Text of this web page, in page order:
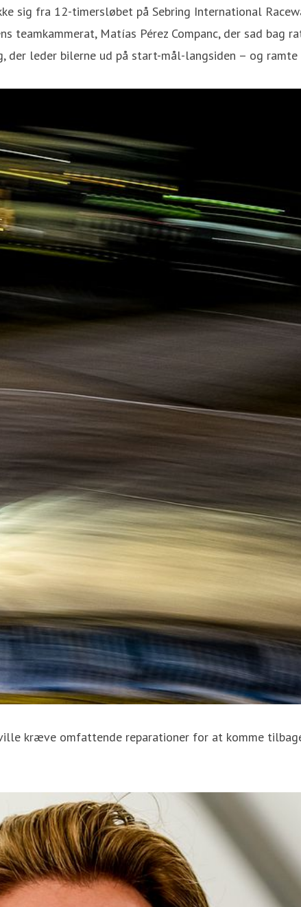
fra 12-timersløbet på Sebring International
teamkammerat, Matías Pérez Companc, der sad bag
leder bilerne ud på start-mål-langsiden – og ramte
kræve omfattende reparationer for at komme